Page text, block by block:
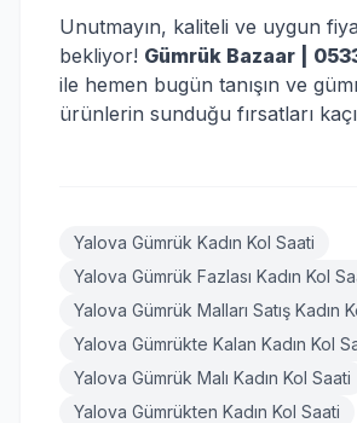
Unutmayın, kaliteli ve uygun
bekliyor! Gümrük Bazaar |
ile hemen bugün tanışın ve
ürünlerin sunduğu fırsatları
Yalova Gümrük Kadın Kol Saati
Yalova Gümrük Fazlası Kadın Kol
Yalova Gümrük Malları Satış Kadın
Yalova Gümrükte Kalan Kadın Kol
Yalova Gümrük Malı Kadın Kol Saati
Yalova Gümrükten Kadın Kol Saati